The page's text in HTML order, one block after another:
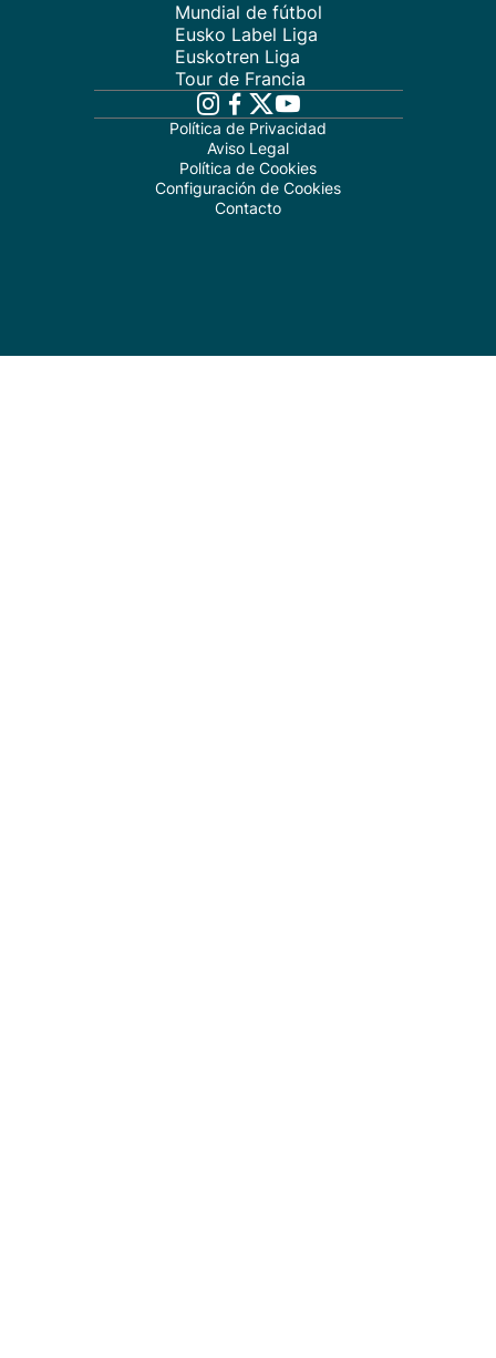
Mundial de fútbol
Eusko Label Liga
Euskotren Liga
Tour de Francia
Política de Privacidad
Aviso Legal
Política de Cookies
Configuración de Cookies
Contacto